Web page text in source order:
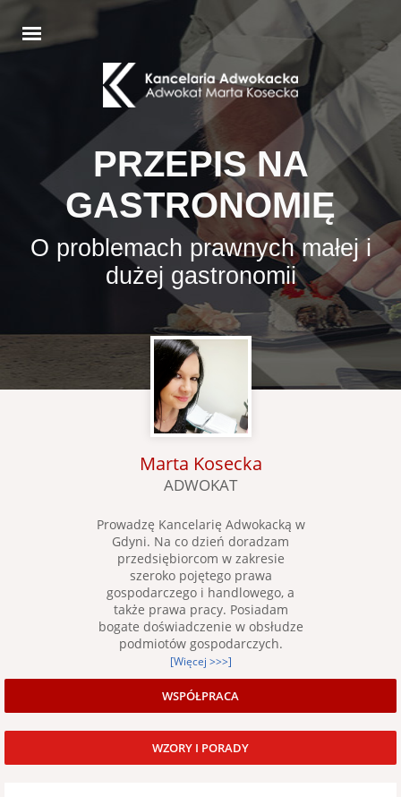
PRZEPIS NA
GASTRONOMIĘ
O problemach prawnych małej i
dużej gastronomii
Marta Kosecka
ADWOKAT
Prowadzę Kancelarię Adwokacką w
Gdyni. Na co dzień doradzam
przedsiębiorcom w zakresie
szeroko pojętego prawa
gospodarczego i handlowego, a
także prawa pracy. Posiadam
bogate doświadczenie w obsłudze
podmiotów gospodarczych.
[Więcej >>>]
WSPÓŁPRACA
WZORY I PORADY